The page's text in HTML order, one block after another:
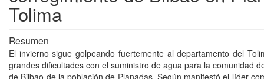
Tolima
Resumen
El invierno sigue golpeando fuertemente al departamento del
grandes dificultades con el suministro de agua para la comunidad